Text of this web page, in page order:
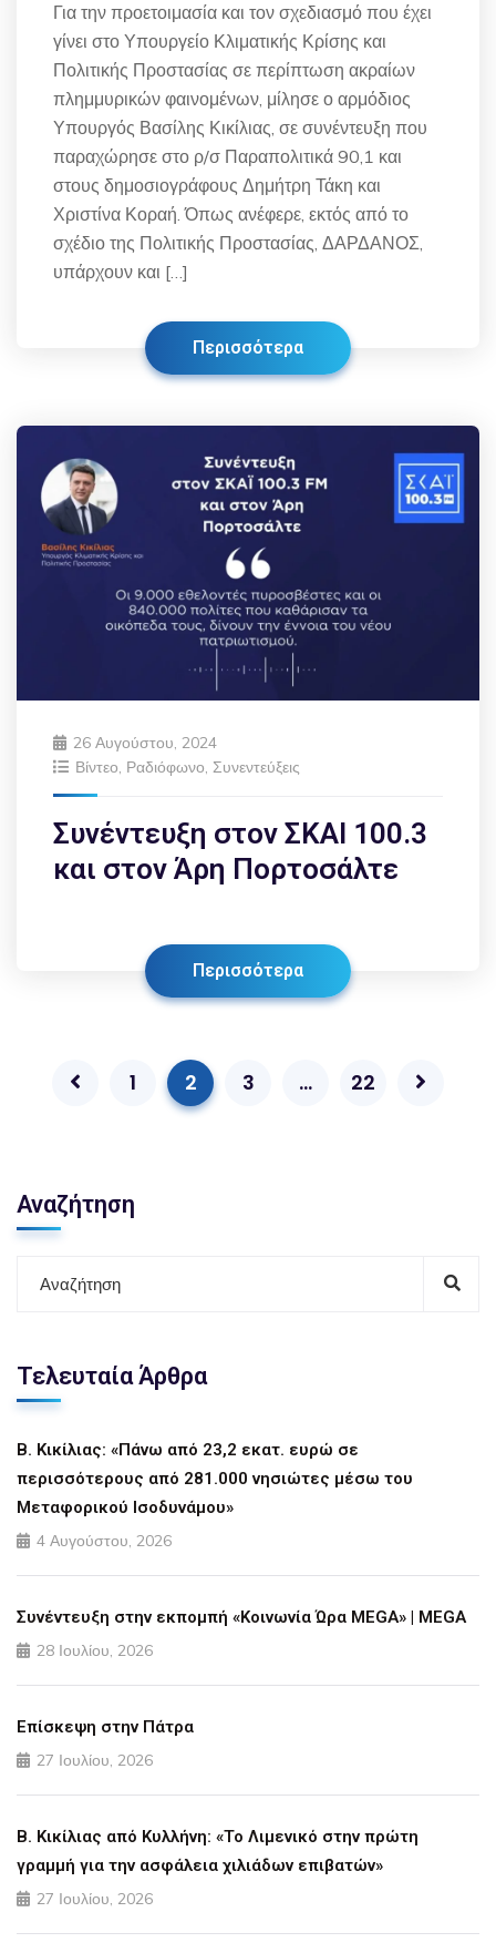
Για την προετοιμασία και τον σχεδιασμό που έχει
γίνει στο Υπουργείο Κλιματικής Κρίσης και
Πολιτικής Προστασίας σε περίπτωση ακραίων
πλημμυρικών φαινομένων, μίλησε ο αρμόδιος
Υπουργός Βασίλης Κικίλιας, σε συνέντευξη που
παραχώρησε στο ρ/σ Παραπολιτικά 90,1 και
στους δημοσιογράφους Δημήτρη Τάκη και
Χριστίνα Κοραή. Όπως ανέφερε, εκτός από το
σχέδιο της Πολιτικής Προστασίας, ΔΑΡΔΑΝΟΣ,
υπάρχουν και […]
Περισσότερα
26 Αυγούστου, 2024
Βίντεο, Ραδιόφωνο, Συνεντεύξεις
Συνέντευξη στον ΣΚΑΙ 100.3
και στον Άρη Πορτοσάλτε
Περισσότερα
1 2 3 … 22
Αναζήτηση
Τελευταία Άρθρα
Β. Κικίλιας: «Πάνω από 23,2 εκατ. ευρώ σε
περισσότερους από 281.000 νησιώτες μέσω του
Μεταφορικού Ισοδυνάμου»
4 Αυγούστου, 2026
Συνέντευξη στην εκπομπή «Κοινωνία Ώρα MEGA» | MEGA
28 Ιουλίου, 2026
Επίσκεψη στην Πάτρα
27 Ιουλίου, 2026
Β. Κικίλιας από Κυλλήνη: «Το Λιμενικό στην πρώτη
γραμμή για την ασφάλεια χιλιάδων επιβατών»
27 Ιουλίου, 2026